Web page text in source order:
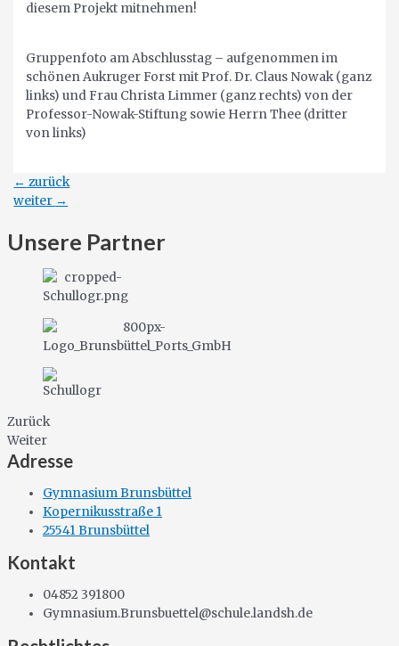
diesem Projekt mitnehmen!
Gruppenfoto am Abschlusstag – aufgenommen im
schönen Aukruger Forst mit Prof. Dr. Claus Nowak (ganz
links) und Frau Christa Limmer (ganz rechts) von der
Professor-Nowak-Stiftung sowie Herrn Thee (dritter
von links)
Beitragsnavigation
← zurück
weiter →
Unsere Partner
Zurück
Weiter
Adresse
Gymnasium Brunsbüttel
Kopernikusstraße 1
25541 Brunsbüttel
Kontakt
04852 391800
Gymnasium.Brunsbuettel@schule.landsh.de